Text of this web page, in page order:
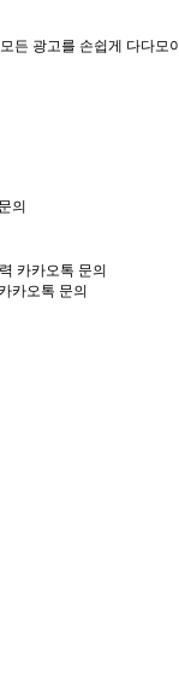
모든 광고를 손쉽게 다다모
의
카오톡 문의